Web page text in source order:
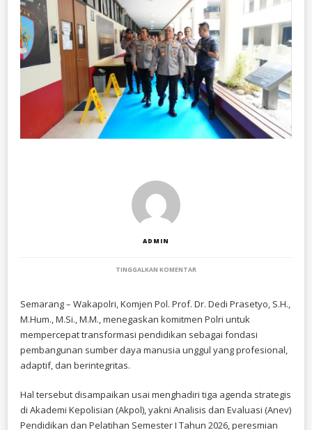
ADMIN
TINGGALKAN KOMENTAR
GAS
PENDIDIKAN:
KURIKULUM
BERBASIS
HAM,
DATA
BERLAKU
2027
Semarang – Wakapolri, Komjen Pol. Prof. Dr. Dedi Prasetyo, S.H.,
M.Hum., M.Si., M.M., menegaskan komitmen Polri untuk
mempercepat transformasi pendidikan sebagai fondasi
pembangunan sumber daya manusia unggul yang profesional,
adaptif, dan berintegritas.
Hal tersebut disampaikan usai menghadiri tiga agenda strategis
di Akademi Kepolisian (Akpol), yakni Analisis dan Evaluasi (Anev)
Pendidikan dan Pelatihan Semester I Tahun 2026, peresmian